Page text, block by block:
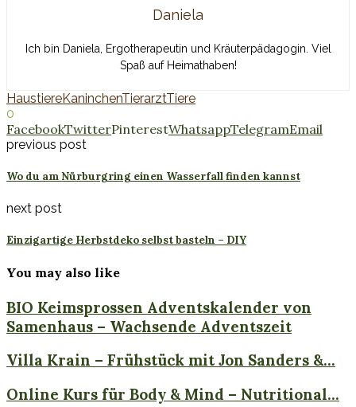
Daniela
Ich bin Daniela, Ergotherapeutin und Kräuterpädagogin. Viel
Spaß auf Heimathaben!
HaustiereKaninchenTierarztTiere
0
FacebookTwitterPinterestWhatsappTelegramEmail
previous post
Wo du am Nürburgring einen Wasserfall finden kannst
next post
Einzigartige Herbstdeko selbst basteln – DIY
You may also like
BIO Keimsprossen Adventskalender von
Samenhaus – Wachsende Adventszeit
Villa Krain – Frühstück mit Jon Sanders &...
Online Kurs für Body & Mind – Nutritional...